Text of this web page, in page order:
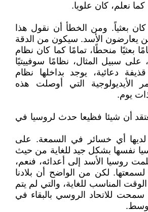
نعلم، كان علويا.
بعثياً. ومن الخطأ أن نقول هذا
يعارضون الأسد. سيكون من الدقة
بعثيًا منحطًا، تمامًا كما كان نظام
سبيل المثال، نظامًا سوفييتيًا
دعائية، يوجد بداخلها نظام
الأيديولوجية التي أوصلت هذه
يوم.
أن شيئا فظيعا حدث لروسيا في
أي خسائر في السمعة. على
نفسها بشكل جيد للغاية من حيث
روسيا الأسد إلى أعدائه، فنعم،
لكن من الواضح أن بلادنا
المناسب للغاية، والتي لم يتم
سمحت للاتحاد الروسي بالبقاء في